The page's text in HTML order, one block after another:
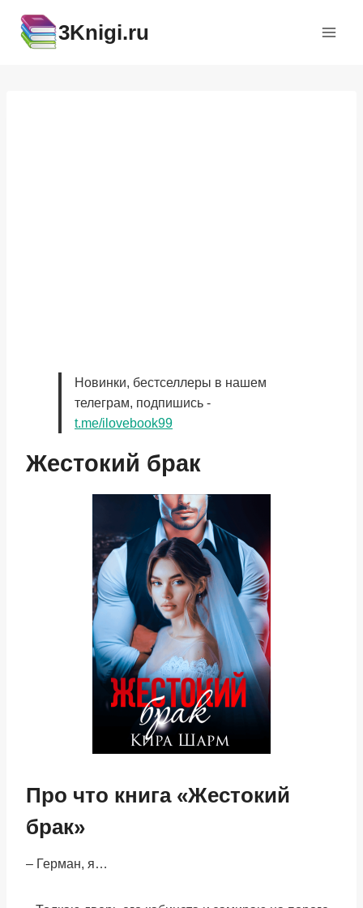
содержимому
3Knigi.ru
Новинки, бестселлеры в нашем
телеграм, подпишись -
t.me/ilovebook99
Жестокий брак
Про что книга «Жестокий
брак»
– Герман, я…